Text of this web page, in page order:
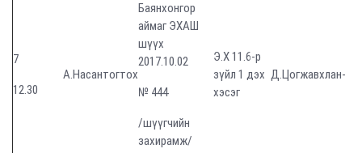
7
12.30
А.Насантогтох
Баянхонгор
аймаг ЭХАШ
шүүх
2017.10.02
№ 444
/шүүгчийн
захирамж/
Э.Х 11.6-р
зүйл 1 дэх
хэсэг
Д.Цогжавхлан-